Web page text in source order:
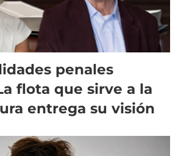
penales
flota que sirve a la
entrega su visión